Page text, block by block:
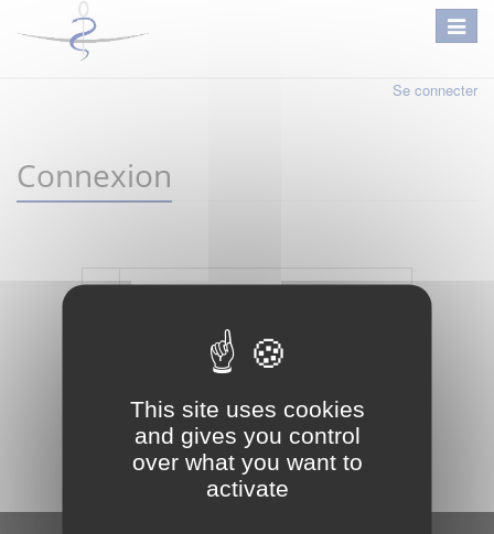
This site uses cookies
and gives you control
over what you want to
activate
Se connecter
Connexion
Mot de passe oublié ? Je crée mon compte
Connexion